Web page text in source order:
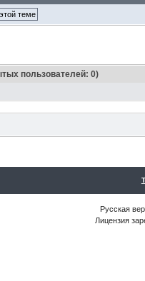
пользователей: 0)
Русская
Лицензия